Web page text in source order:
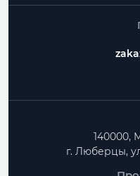
140000,
г. Люберцы,